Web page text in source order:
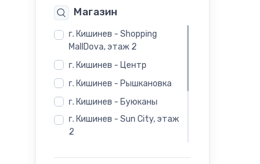
Магазин
г. Кишинев - Shopping
MallDova, этаж 2
г. Кишинев - Центр
г. Кишинев - Рышкановка
г. Кишинев - Буюканы
г. Кишинев - Sun City, этаж
2